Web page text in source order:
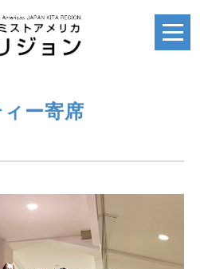
ホーム
SI
ィー寄席